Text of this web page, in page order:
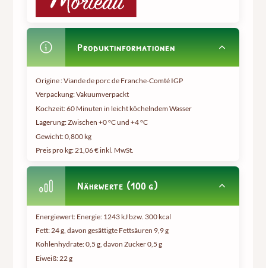
Produktinformationen
Origine : Viande de porc de Franche-Comté IGP
Verpackung: Vakuumverpackt
Kochzeit: 60 Minuten in leicht köchelndem Wasser
Lagerung: Zwischen +0 °C und +4 °C
Gewicht:0,800 kg
Preis pro kg:21,06 € inkl. MwSt.
Nährwerte (100 g)
Energiewert: Energie: 1243 kJ bzw. 300 kcal
Fett: 24 g, davon gesättigte Fettsäuren 9,9 g
Kohlenhydrate: 0,5 g, davon Zucker 0,5 g
Eiweiß: 22 g